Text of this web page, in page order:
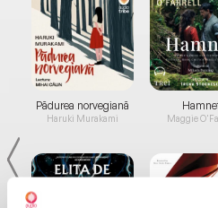
Pădurea norvegiană
Haruki Murakami Maggie